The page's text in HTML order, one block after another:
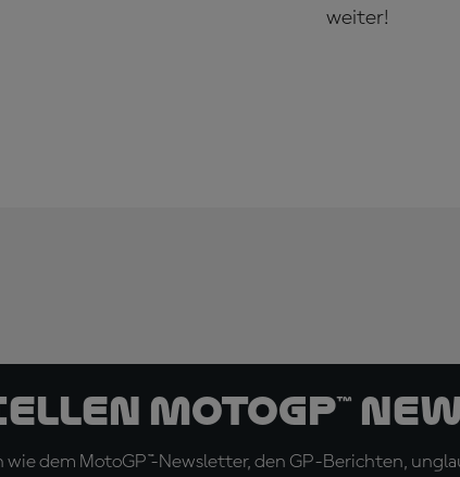
weiter!
MotoGP™
dem MotoGP™-Newsletter, den GP-Berichten,